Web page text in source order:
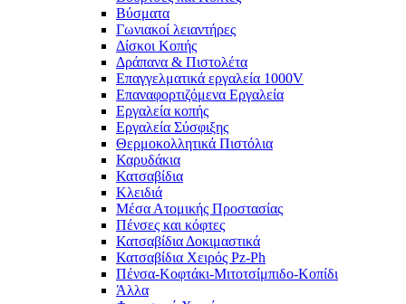
Βύσματα
Γωνιακοί λειαντήρες
Δίσκοι Κοπής
Δράπανα & Πιστολέτα
Επαγγελματικά εργαλεία 1000V
Επαναφορτιζόμενα Εργαλεία
Εργαλεία κοπής
Εργαλεία Σύσφιξης
Θερμοκολλητικά Πιστόλια
Καρυδάκια
Κατσαβίδια
Κλειδιά
Μέσα Ατομικής Προστασίας
Πένσες και κόφτες
Κατσαβίδια Δοκιμαστικά
Κατσαβίδια Χειρός Pz-Ph
Πένσα-Κοφτάκι-Μιτοτσίμπιδο-Κοπίδι
Άλλα